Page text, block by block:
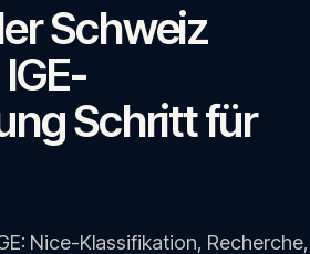
02
03
Schweiz
Schritt für
Nice-Klassifikation, Recherche,